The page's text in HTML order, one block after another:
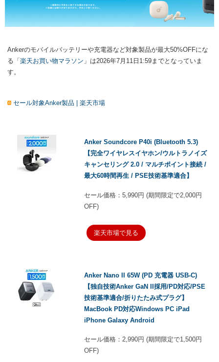
Ankerのモバイルバッテリーや充電器など対象製品が最大50%OFFにな
る「楽天お買い物マラソン 」は2026年7月11日1:59までとなっていま
す。
セール対象Anker製品 | 楽天市場
Anker Soundcore P40i (Bluetooth 5.3)
【完全ワイヤレスイヤホン/ウルトラノイズ
キャンセリング 2.0 / マルチポイント接続 /
最大60時間再生 / PSE技術基準適合】
セール価格：5,990円 (期間限定で2,000円
OFF)
楽天市場で見る
Anker Nano II 65W (PD 充電器 USB-C)
【独自技術Anker GaN II採用/PD対応/PSE
技術基準適合/折りたたみ式プラグ】
MacBook PD対応Windows PC iPad
iPhone Galaxy Android
セール価格：2,990円 (期間限定で1,500円
OFF)